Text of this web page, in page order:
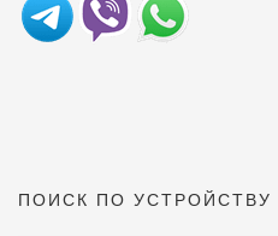
ПОИСК ПО УСТРОЙСТВУ